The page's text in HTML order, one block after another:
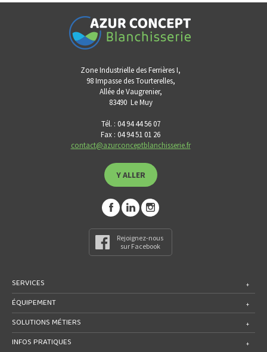
Zone Industrielle des Ferrières I,
98 Impasse des Tourterelles,
Allée de Vaugrenier,
83490 Le Muy
Tél. : 04 94 44 56 07
Fax : 04 94 51 01 26
contact@azurconceptblanchisserie.fr
Y ALLER
Rejoignez-nous
sur Facebook
SERVICES
ÉQUIPEMENT
SOLUTIONS MÉTIERS
INFOS PRATIQUES